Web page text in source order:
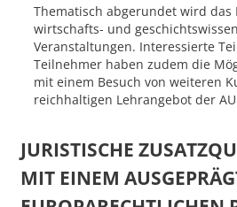
Thematisch abge­rundet wird das
wirtschafts- und
Veranstaltun­gen. Interessierte
Teilnehmer haben zudem die
mit einem Besuch von weiteren
reichhaltigen Lehrangebot der
JURISTISCHE
MIT EINEM